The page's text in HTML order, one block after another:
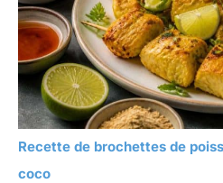
Recette de brochettes de
coco